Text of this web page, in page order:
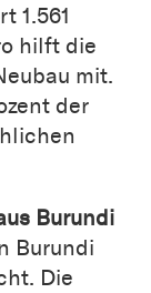
1.561
hilft die
mit.
der
Burundi
Burundi
Die